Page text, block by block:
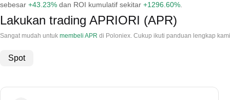
sebesar +43.23% dan ROI kumulatif sekitar +1296.60%
Lakukan trading APRIORI (APR)
Sangat mudah untuk membeli APR di Poloniex. Cukup ikuti panduan lengkap
Spot